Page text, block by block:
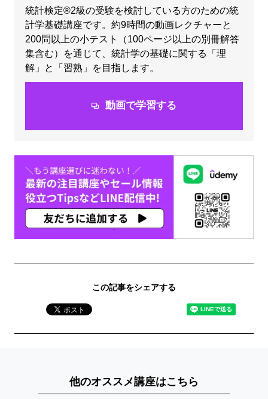
統計検定®2級の受験を検討している方のための統
計学基礎講座です。約9時間の動画レクチャーと
200問以上の小テスト（100ページ以上の別冊解答
集含む）を通じて、統計学の基礎に関する「理
解」と「習熟」を目指します。
動画で学習する
この記事をシェアする
他のオススメ講座はこちら